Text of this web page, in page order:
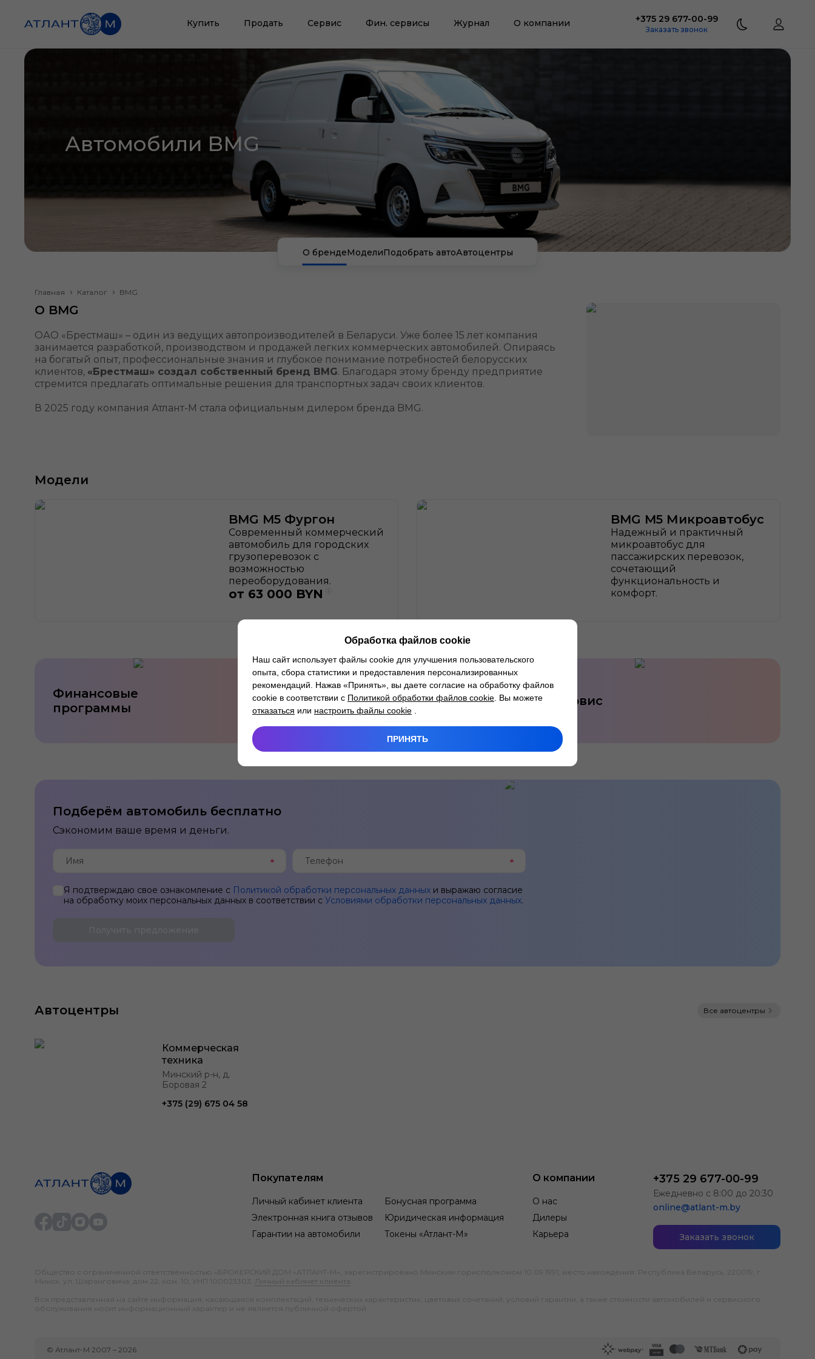
Купить Продать Сервис Фин. сервисы Журнал О компании +375 29 677-00-99
Заказать звонок
Автомобили BMG
О брендеМоделиПодобрать автоАвтоцентры
Главная Каталог BMG
О BMG
ОАО «Брестмаш» – один из ведущих автопроизводителей в Беларуси. Уже более 15 лет компания
занимается разработкой, производством и продажей легких коммерческих автомобилей. Опираясь
на богатый опыт, профессиональные знания и глубокое понимание потребностей белорусских
клиентов, «Брестмаш» создал собственный бренд BMG. Благодаря этому бренду предприятие
стремится предлагать оптимальные решения для транспортных задач своих клиентов.
В 2025 году компания Атлант-М стала официальным дилером бренда BMG.
Модели
BMG M5 Фургон
Современный коммерческий
автомобиль для городских
грузоперевозок с
возможностью
переоборудования.
от 63 000 BYN
BMG M5 Микроавтобус
Надежный и практичный
микроавтобус для
пассажирских перевозок,
сочетающий
функциональность и
комфорт.
Финансовые
программы
Гарантия Сервис
Подберём автомобиль бесплатно
Сэкономим ваше время и деньги.
Я подтверждаю свое ознакомление с Политикой обработки персональных данных и выражаю согласие
на обработку моих персональных данных в соответствии с Условиями обработки персональных данных.
Автоцентры Все автоцентры
Коммерческая
техника
Минский р-н, д.
Боровая 2
+375 (29) 675 04 58
Покупателям
Личный кабинет клиента
Бонусная программа
Электронная книга отзывов
Юридическая информация
Гарантии на автомобили
Токены «Атлант-М»
О компании
О нас
Дилеры
Карьера
+375 29 677-00-99
Ежедневно с 8:00 до 20:30
online@atlant-m.by
Заказать звонок
Общество с ограниченной ответственностью «БРОКЕРСКИЙ ДОМ «АТЛАНТ-М», зарегистрировано Минским горисполкомом 10.09.1991; место нахождения: Республика Беларусь, 220019, г.
Минск, ул. Шаранговича, дом 22, ком. 10; УНП 100023303.
Личный кабинет клиента
Вся представленная на сайте информация, касающаяся комплектаций, технических характеристик, цветовых сочетаний, условий гарантии, а также стоимости автомобилей и сервисного
обслуживания носит информационный характер и не является публичной офертой.
© Атлант-М 2007 – 2026
Обработка файлов cookie
Наш сайт использует файлы cookie для улучшения пользовательского
опыта, сбора статистики и предоставления персонализированных
рекомендаций. Нажав «Принять», вы даете согласие на обработку файлов
cookie в соответствии с Политикой обработки файлов cookie . Вы можете
отказаться или настроить файлы cookie
ПРИНЯТЬ